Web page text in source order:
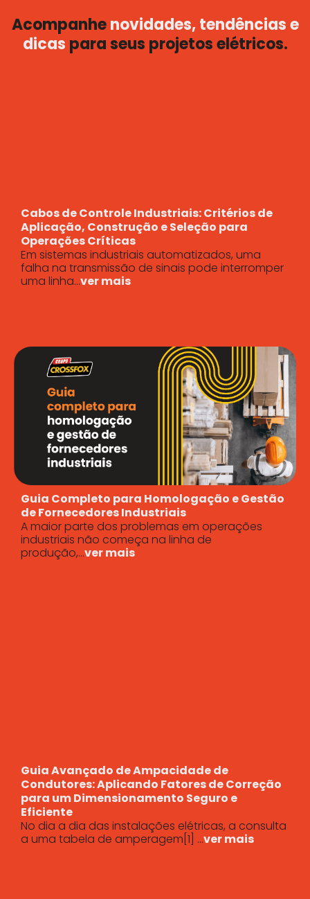
Acompanhenovidades, tendências e
dicas para seus projetos elétricos.
Cabos de Controle Industriais: Critérios de
Aplicação, Construção e Seleção para
Operações Críticas
Em sistemas industriais automatizados, uma
falha na transmissão de sinais pode interromper
uma linha...ver mais
Guia Completo para Homologação e Gestão
de Fornecedores Industriais
A maior parte dos problemas em operações
industriais não começa na linha de
produção,...ver mais
Guia Avançado de Ampacidade de
Condutores: Aplicando Fatores de Correção
para um Dimensionamento Seguro e
Eficiente
No dia a dia das instalações elétricas, a consulta
a uma tabela de amperagem[1] ...ver mais